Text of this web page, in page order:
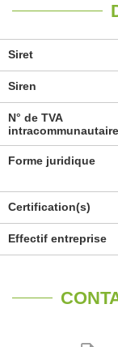
Siret
Siren
N° de TVA
intracommunautaire
Forme juridique
Certification(s)
Effectif entreprise